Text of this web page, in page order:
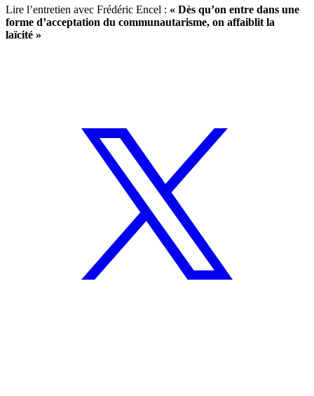
Lire l’entretien avec Frédéric Encel : « Dès qu’on entre dans une
forme d’acceptation du communautarisme, on affaiblit la
laïcité »